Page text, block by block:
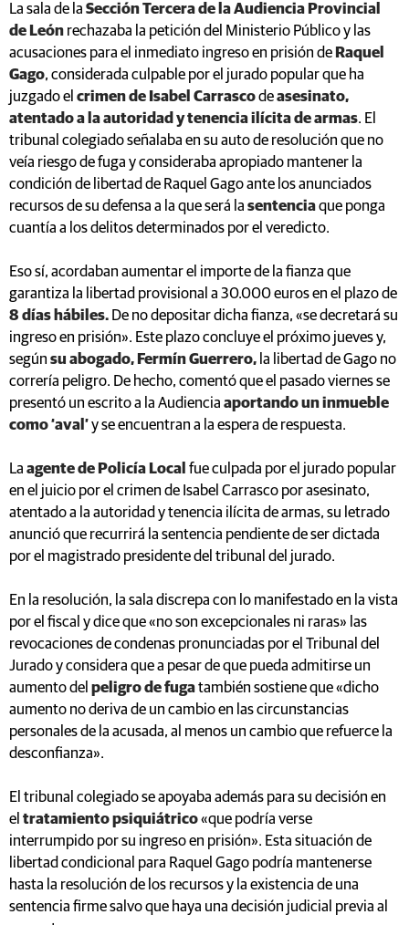
La sala de la Sección Tercera de la Audiencia Provincial
de León rechazaba la petición del Ministerio Público y las
acusaciones para el inmediato ingreso en prisión de Raquel
Gago, considerada culpable por el jurado popular que ha
juzgado el crimen de Isabel Carrascodeasesinato,
atentado a la autoridad y tenencia ilícita de armas. El
tribunal colegiado señalaba en su auto de resolución que no
veía riesgo de fuga y consideraba apropiado mantener la
condición de libertad de Raquel Gago ante los anunciados
recursos de su defensa a la que será la sentenciaque ponga
cuantía a los delitos determinados por el veredicto.
Eso sí, acordaban aumentar el importe de la fianza que
garantiza la libertad provisional a 30.000 euros en el plazo de
8 días hábiles. De no depositar dicha fianza, «se decretará su
ingreso en prisión». Este plazo concluye el próximo jueves y,
según su abogado, Fermín Guerrero, la libertad de Gago no
correría peligro. De hecho, comentó que el pasado viernes se
presentó un escrito a la Audiencia aportando un inmueble
como ‘aval’y se encuentran a la espera de respuesta.
La agente de Policía Local fue culpada por el jurado popular
en el juicio por el crimen de Isabel Carrasco por asesinato,
atentado a la autoridad y tenencia ilícita de armas, su letrado
anunció que recurrirá la sentencia pendiente de ser dictada
por el magistrado presidente del tribunal del jurado.
En la resolución, la sala discrepa con lo manifestado en la vista
por el fiscal y dice que «no son excepcionales ni raras» las
revocaciones de condenas pronunciadas por el Tribunal del
Jurado y considera que a pesar de que pueda admitirse un
aumento del peligro de fugatambién sostiene que «dicho
aumento no deriva de un cambio en las circunstancias
personales de la acusada, al menos un cambio que refuerce la
desconfianza».
El tribunal colegiado se apoyaba además para su decisión en
el tratamiento psiquiátrico«que podría verse
interrumpido por su ingreso en prisión». Esta situación de
libertad condicional para Raquel Gago podría mantenerse
hasta la resolución de los recursos y la existencia de una
sentencia firme salvo que haya una decisión judicial previa al